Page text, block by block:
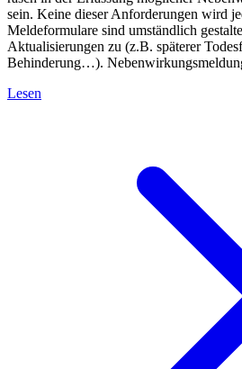
sein. Keine dieser Anforderungen wird
Meldeformulare sind umständlich
Aktualisierungen zu (z.B. späterer
Behinderung…).
Lesen